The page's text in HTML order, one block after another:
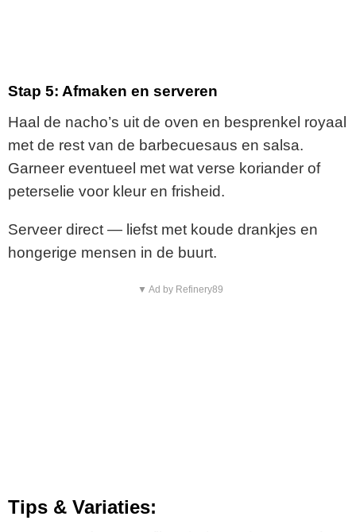
Stap 5: Afmaken en serveren
Haal de nacho’s uit de oven en besprenkel royaal
met de rest van de barbecuesaus en salsa.
Garneer eventueel met wat verse koriander of
peterselie voor kleur en frisheid.
Serveer direct — liefst met koude drankjes en
hongerige mensen in de buurt.
▼ Ad by Refinery89
Tips & Variaties: